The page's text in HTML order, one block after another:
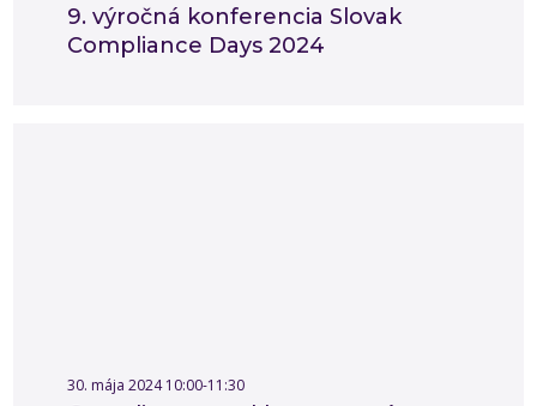
9. výročná konferencia Slovak
Compliance Days 2024
30. mája 2024 10:00-11:30